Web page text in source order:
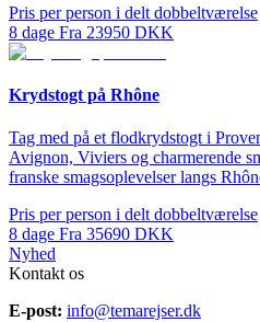
Pris per person i delt dobbeltværelse
8 dage Fra 23950 DKK
Krydstogt på Rhône
Tag med på et flodkrydstogt i
Avignon, Viviers og charmerende
franske smagsoplevelser langs
Pris per person i delt dobbeltværelse
8 dage Fra 35690 DKK
Nyhed
Kontakt os
E-post: info@temarejser.dk